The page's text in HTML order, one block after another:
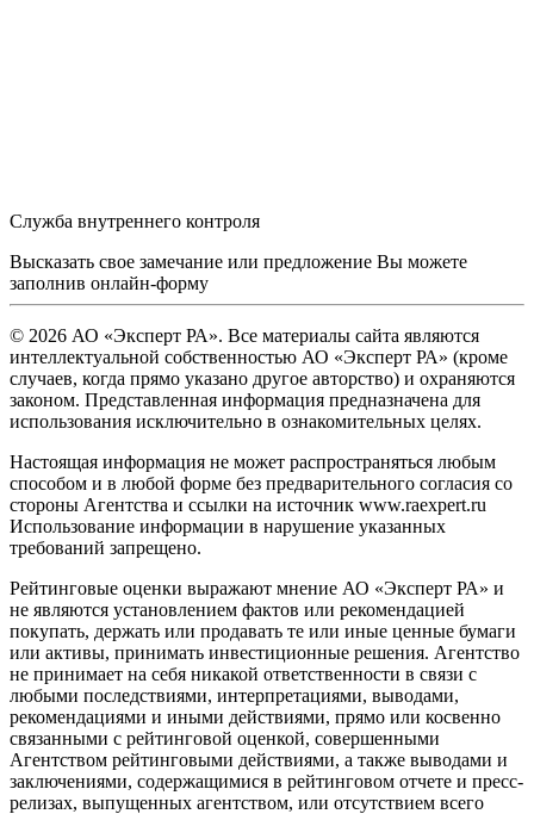
Служба внутреннего контроля
Высказать свое замечание или предложение Вы можете
заполнив онлайн-форму
© 2026 АО «Эксперт РА». Все материалы сайта являются
интеллектуальной собственностью АО «Эксперт РА» (кроме
случаев, когда прямо указано другое авторство) и охраняются
законом. Представленная информация предназначена для
использования исключительно в ознакомительных целях.
Настоящая информация не может распространяться любым
способом и в любой форме без предварительного согласия со
стороны Агентства и ссылки на источник www.raexpert.ru
Использование информации в нарушение указанных
требований запрещено.
Рейтинговые оценки выражают мнение АО «Эксперт РА» и
не являются установлением фактов или рекомендацией
покупать, держать или продавать те или иные ценные бумаги
или активы, принимать инвестиционные решения. Агентство
не принимает на себя никакой ответственности в связи с
любыми последствиями, интерпретациями, выводами,
рекомендациями и иными действиями, прямо или косвенно
связанными с рейтинговой оценкой, совершенными
Агентством рейтинговыми действиями, а также выводами и
заключениями, содержащимися в рейтинговом отчете и пресс-
релизах, выпущенных агентством, или отсутствием всего